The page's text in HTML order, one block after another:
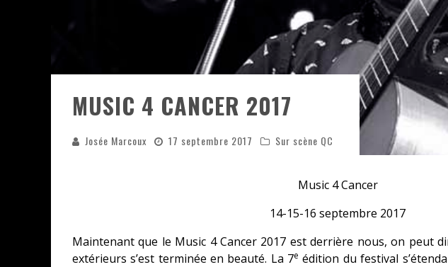
ÉNORME SUCCÈS POUR MUSE ET SES SHOWS AU QUÉBEC
MUSIC 4 CANCER 2017
Josée Marcoux 17 septembre 2017 Sur scène QC
Music 4 Cancer
14-15-16 septembre 2017
Maintenant que le Music 4 Cancer 2017 est derrière nous, on peut
extérieurs s’est terminée en beauté. La 7e édition du festival